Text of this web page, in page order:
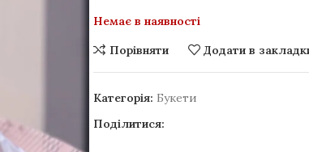
Немає в наявності
Порівняти
Додати в
Категорія: Букети
Поділитися: